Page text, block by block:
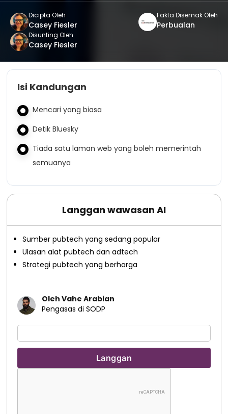
Dicipta Oleh
Casey Fiesler
Fakta Disemak Oleh
Perbualan
Disunting Oleh
Casey Fiesler
Isi Kandungan
Mencari yang biasa
Detik Bluesky
Tiada satu laman web yang boleh memerintah
semuanya
Langgan wawasan AI
Sumber pubtech yang sedang popular
Ulasan alat pubtech dan adtech
Strategi pubtech yang berharga
Oleh Vahe Arabian
Pengasas di SODP